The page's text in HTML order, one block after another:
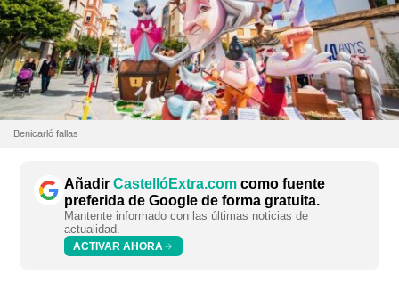
Benicarló fallas
Añadir CastellóExtra.com como fuente
preferida de Google de forma gratuita.
Mantente informado con las últimas noticias de
actualidad.
ACTIVAR AHORA